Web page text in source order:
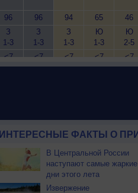
96
З
1-3
<7
96
З
1-3
<7
94
З
1-3
<7
65
Ю
1-3
<7
46
Ю
2-5
<7
ИНТЕРЕСНЫЕ ФАКТЫ О
В Центральной России
наступают самые жаркие
дни этого лета
Извержение